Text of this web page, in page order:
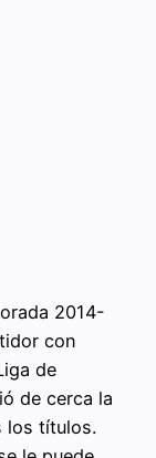
2014-
con
de
de cerca la
los títulos.